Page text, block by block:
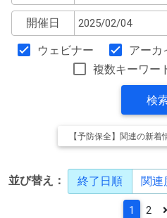
開催日
ウェビナー アーカ
複数キーワー
検
【予防保全】関連の新
並び替え： 終了日順 関連
1 2